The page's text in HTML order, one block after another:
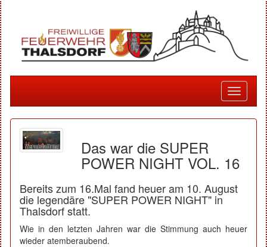
Toggle
Das war die SUPER
POWER NIGHT VOL. 16
Bereits zum 16.Mal fand heuer am 10. August
die legendäre "SUPER POWER NIGHT" in
Thalsdorf statt.
Wie in den letzten Jahren war die Stimmung auch heuer
wieder atemberaubend.